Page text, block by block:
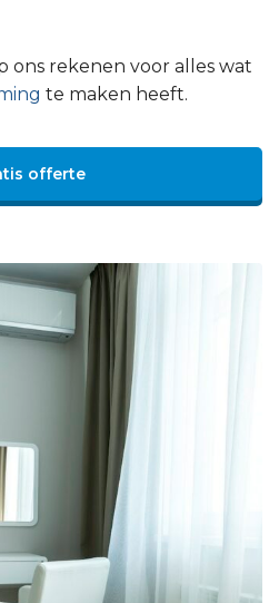
ons rekenen voor alles wat
te maken heeft.
offerte